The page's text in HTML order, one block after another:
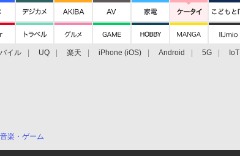
イル UQ 楽天 iPhone (iOS) Android 5G IoT
楽・ゲーム